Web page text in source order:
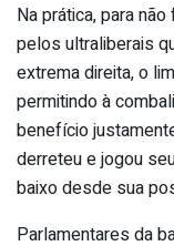
Na prática, para
pelos ultraliberais
extrema direita, o
permitindo à
benefício
derreteu e jogou
baixo desde sua
Parlamentares da